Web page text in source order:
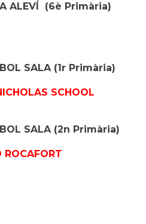
ALEVÍ (6è Primària)
SALA (1r Primària)
SCHOOL
SALA (2n Primària)
ROCAFORT